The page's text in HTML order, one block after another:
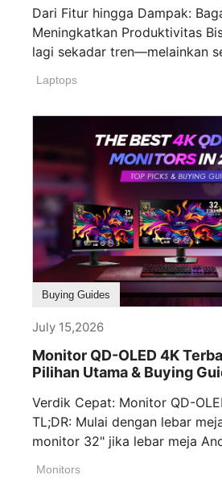
Dari Fitur hingga Dampak:
Meningkatkan Produktivitas
lagi sekadar tren—melainkan
Laptops
Buying Guides
July 15,2026
Monitor QD-OLED 4K
Pilihan Utama & Buying
Verdik Cepat: Monitor QD-
TL;DR: Mulai dengan lebar
monitor 32" jika lebar meja
Monitors